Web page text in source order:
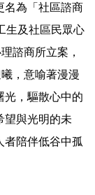
名為「社區諮商
生及社區民眾心
諮商所立案，
，意喻著漫漫
光，驅散心中的
望與光明的未
者陪伴低谷中孤